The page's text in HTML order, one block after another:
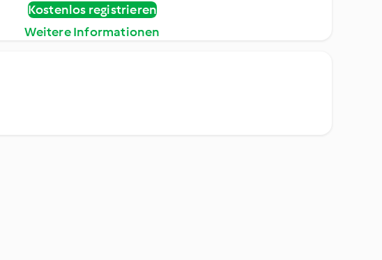
Kostenlos registrieren
Weitere Informationen